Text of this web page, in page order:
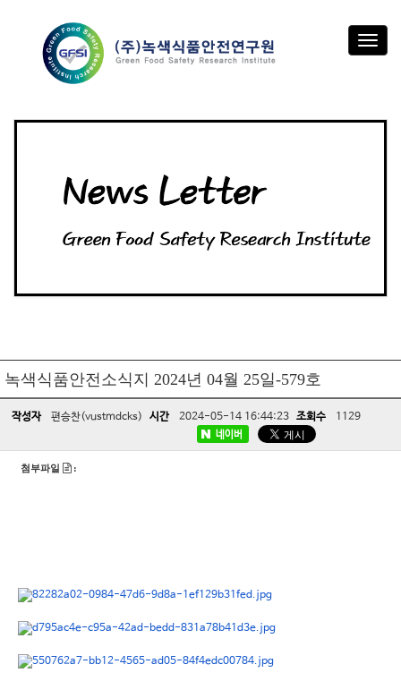
T
o
a
o
녹색식품안전소식지 2024년 04월 25일-579호
작성자 편승찬(vustmdcks) 시간 2024-05-14 16:44:23 조회수 1129
네이버
첨부파일 :